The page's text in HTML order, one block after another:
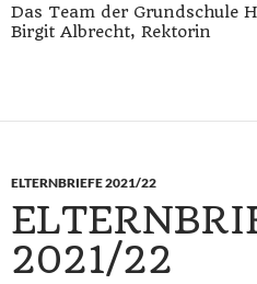
Das Team der Grundschule
Birgit Albrecht, Rektorin
ELTERNBRIEFE 2021/22
2021/22